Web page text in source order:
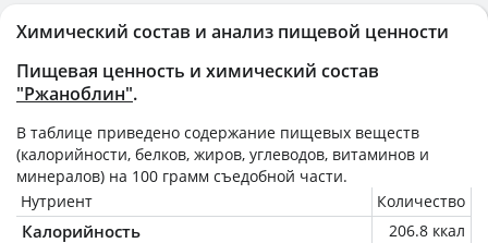
Химический состав и анализ пищевой ценности
Пищевая ценность и химический состав
"Ржаноблин".
В таблице приведено содержание пищевых веществ
(калорийности, белков, жиров, углеводов, витаминов и
минералов) на 100 грамм съедобной части.
Нутриент
Количество
Калорийность
206.8 ккал